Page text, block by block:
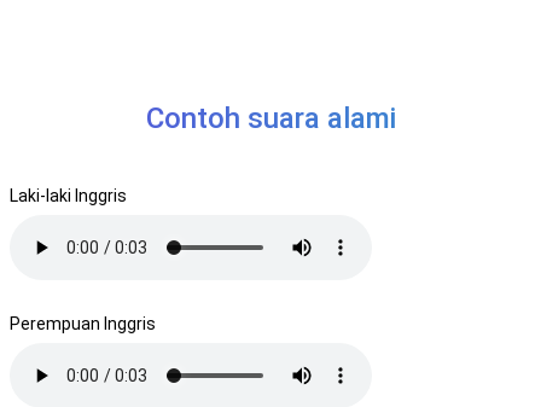
Contoh suara alami
Laki-laki Inggris
Perempuan Inggris